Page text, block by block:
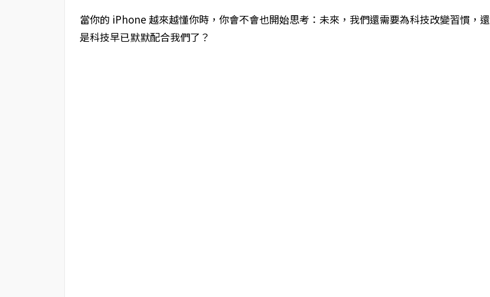
當你的 iPhone 越來越懂你時，你會不會也開始思考：未來，我們還需要為科技改變習慣，還
是科技早已默默配合我們了？